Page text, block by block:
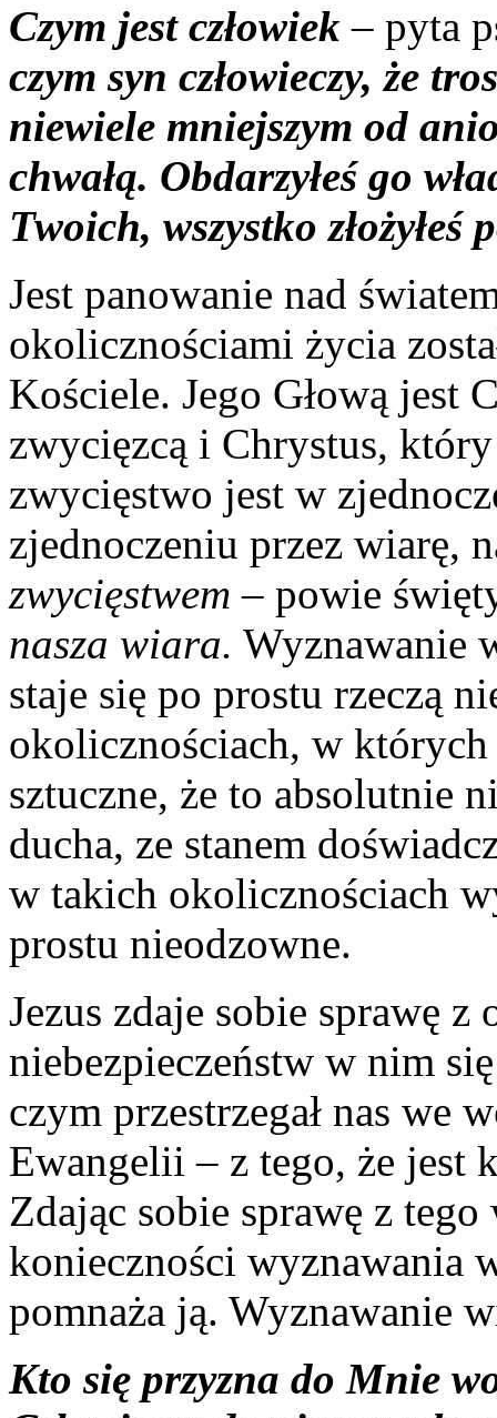
Czym jest człowiek – pyta
czym syn człowieczy, że
niewiele mniejszym od
chwałą. Obdarzyłeś go
Twoich, wszystko złożyłeś
Jest panowanie nad
okolicznościami życia
Kościele. Jego Głową jest
zwycięzcą i Chrystus,
zwycięstwo jest w
zjednoczeniu przez wiarę,
zwycięstwem – powie
nasza wiara. Wyznawanie
staje się po prostu rzeczą
okolicznościach, w
sztuczne, że to absolutnie
ducha, ze stanem
w takich okolicznościach
prostu nieodzowne.
Jezus zdaje sobie sprawę
niebezpieczeństw w nim
czym przestrzegał nas we
Ewangelii – z tego, że jest
Zdając sobie sprawę z
konieczności wyznawania
pomnaża ją. Wyznawanie
Kto się przyzna do Mnie